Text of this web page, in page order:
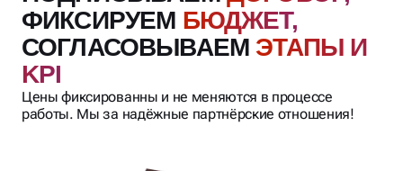
ФИКСИРУЕМ БЮДЖЕТ,
СОГЛАСОВЫВАЕМ ЭТАПЫ И
KPI
Цены фиксированны и не меняются в процессе
работы. Мы за надёжные партнёрские отношения!